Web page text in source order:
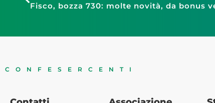
Fisco, bozza 730: molte novità, da bonus
CONFESERCENTI